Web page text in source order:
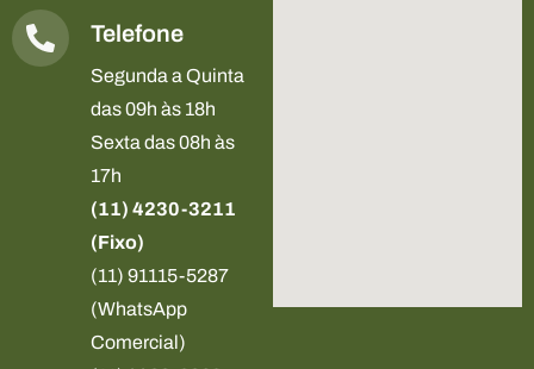
Telefone
Segunda a Quinta
das 09h às 18h
Sexta das 08h às
17h
(11) 4230-3211
(Fixo)
(11) 91115-5287
(WhatsApp
Comercial)